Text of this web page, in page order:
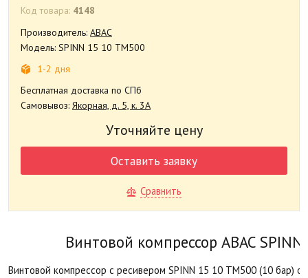
Код товара: 4148
Производитель: ABAC
Модель: SPINN 15 10 TM500
1-2 дня
Бесплатная доставка по СПб
Самовывоз: Якорная, д. 5, к. 3А
Уточняйте цену
Оставить заявку
Сравнить
Винтовой компрессор ABAC
Винтовой компрессор с ресивером SPINN 15 10 TM500 (10 бар)